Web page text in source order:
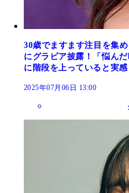
30歳でますます注目を集
にグラビア披露！「悩ん
に階段を上っていると実感
2025年07月06日 13:00